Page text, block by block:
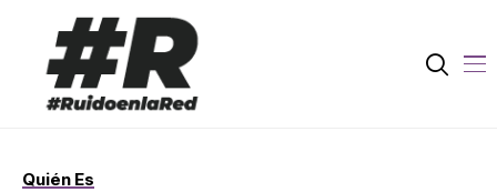
Quién Es